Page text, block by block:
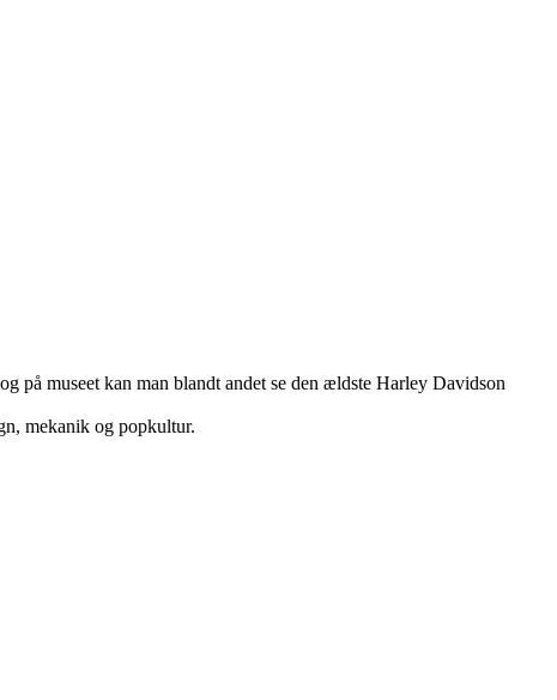
på museet kan man blandt andet se den ældste Harley Davidson
mekanik og popkultur.